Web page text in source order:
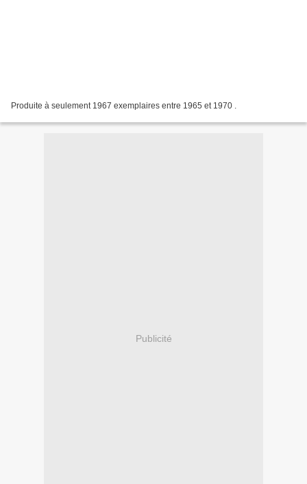
Produite à seulement 1967 exemplaires entre 1965 et 1970 .
Publicité